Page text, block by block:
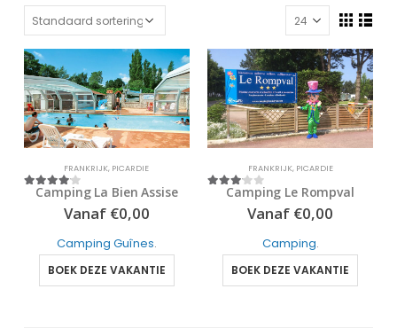
FRANKRIJK, PICARDIE
out of 5
Camping La Bien Assise
Vanaf €0,00
Camping Guînes.
BOEK DEZE VAKANTIE
FRANKRIJK, PICARDIE
out of 5
Camping Le Rompval
Vanaf €0,00
Camping.
BOEK DEZE VAKANTIE